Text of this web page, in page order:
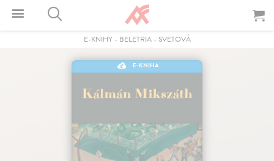
E-KNIHY- BELETRIA- SVETOVÁ
E-KNIHA